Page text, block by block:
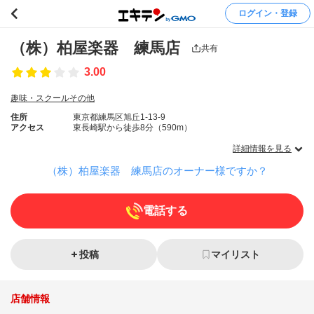
ログイン・登録
（株）柏屋楽器 練馬店 共有
3.00
趣味・スクールその他
住所
東京都練馬区旭丘1-13-9
アクセス
東長崎駅から徒歩8分（590m）
詳細情報を見る
（株）柏屋楽器 練馬店のオーナー様ですか？
電話する
投稿 マイリスト
店舗情報